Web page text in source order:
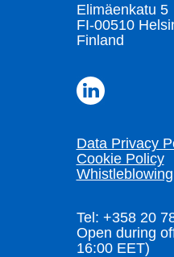
Elimäenkatu 5
FI-00510
Finland
Data Privacy
Cookie Policy
Whistleblowing
Tel: +358 20
Open during
16:00 EET)